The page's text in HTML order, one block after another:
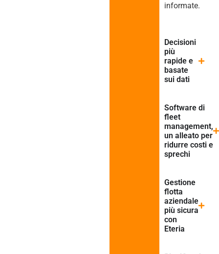
informate.
Decisioni
più
rapide e
basate
sui dati
Software di
fleet
management,
un alleato per
ridurre costi e
sprechi
Gestione
flotta
aziendale
più sicura
con
Eteria